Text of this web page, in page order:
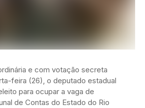
e com votação secreta
feira (26), o deputado estadual
para ocupar a vaga de
de Contas do Estado do Rio